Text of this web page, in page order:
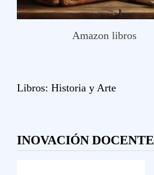
Amazon libros
Libros: Historia y Arte
INOVACIÓN DOCENTE